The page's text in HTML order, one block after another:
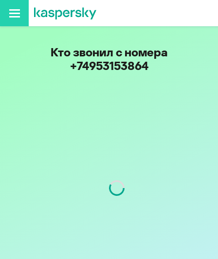
Кто звонил с номера
+74953153864